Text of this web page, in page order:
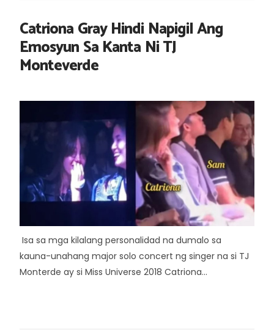
Catriona Gray Hindi Napigil Ang
Emosyun Sa Kanta Ni TJ
Monteverde
Isa sa mga kilalang personalidad na dumalo sa
kauna-unahang major solo concert ng singer na si TJ
Monterde ay si Miss Universe 2018 Catriona...